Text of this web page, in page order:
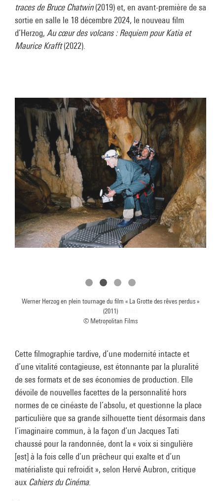
traces de Bruce Chatwin(2019) et, en avant-première de sa
sortie en salle le 18 décembre 2024, le nouveau film
d’Herzog, Au cœur des volcans : Requiem pour Katia et
Maurice Krafft(2022).
Werner Herzog en plein tournage du film « La Grotte des rêves perdus »
(2011)
© Metropolitan Films
Cette filmographie tardive, d’une modernité intacte et
d’une vitalité contagieuse, est étonnante par la pluralité
de ses formats et de ses économies de production. Elle
dévoile de nouvelles facettes de la personnalité hors
normes de ce cinéaste de l’absolu, et questionne la place
particulière que sa grande silhouette tient désormais dans
l’imaginaire commun, à la façon d’un Jacques Tati
chaussé pour la randonnée, dont la « voix si singulière
[est] à la fois celle d’un prêcheur qui exalte et d’un
matérialiste qui refroidit », selon Hervé Aubron, critique
aux Cahiers du Cinéma.